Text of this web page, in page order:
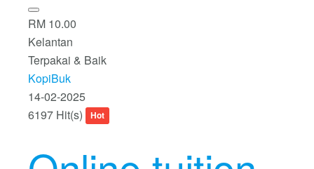
RM 10.00
Kelantan
Terpakai & Baik
KopiBuk
14-02-2025
6197 Hit(s)
Hot